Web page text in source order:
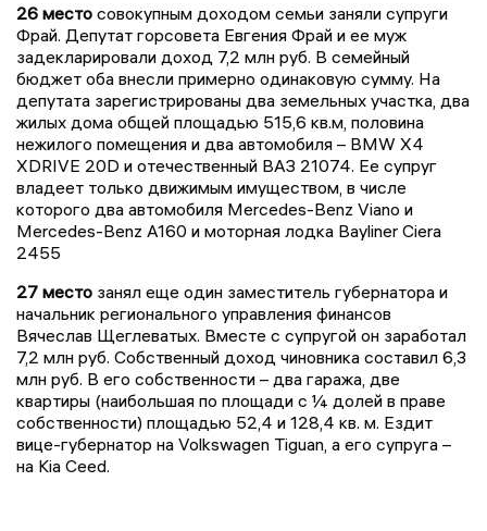
26 место совокупным доходом семьи заняли супруги
Фрай. Депутат горсовета Евгения Фрай и ее муж
задекларировали доход 7,2 млн руб. В семейный
бюджет оба внесли примерно одинаковую сумму. На
депутата зарегистрированы два земельных участка, два
жилых дома общей площадью 515,6 кв.м, половина
нежилого помещения и два автомобиля – BMW X4
XDRIVE 20D и отечественный ВАЗ 21074. Ее супруг
владеет только движимым имуществом, в числе
которого два автомобиля Mercedes-Benz Viano и
Mercedes-Benz А160 и моторная лодка Bayliner Ciera
2455
27 место занял еще один заместитель губернатора и
начальник регионального управления финансов
Вячеслав Щеглеватых. Вместе с супругой он заработал
7,2 млн руб. Собственный доход чиновника составил 6,3
млн руб. В его собственности – два гаража, две
квартиры (наибольшая по площади с ¼ долей в праве
собственности) площадью 52,4 и 128,4 кв. м. Ездит
вице-губернатор на Volkswagen Tiguan, а его супруга –
на Kia Ceed.